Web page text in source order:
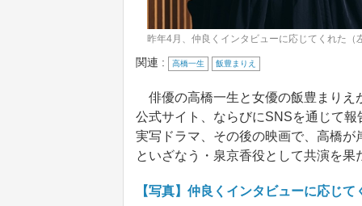
昨年4月、仲良くインタビューに応じてくれた
関連 : 高橋一生 飯豊まりえ
俳優の高橋一生と女優の飯豊まりえ
公式サイト、ならびにSNSを通じて
実写ドラマ、その後の映画で、高橋
といざなう・泉京香役として共演を果
【写真】仲良くインタビューに応じ